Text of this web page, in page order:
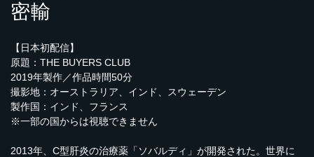
密輸
【日本初配信】
原題：THE BUYERS CLUB
2019年製作／作品時間50分
撮影地：オーストラリア、インド、スウェーデン
製作国：インド、フランス
※一部の国からは視聴できません
2013年、C型肝炎の治療薬「ソバルディ」が開発された。世界に